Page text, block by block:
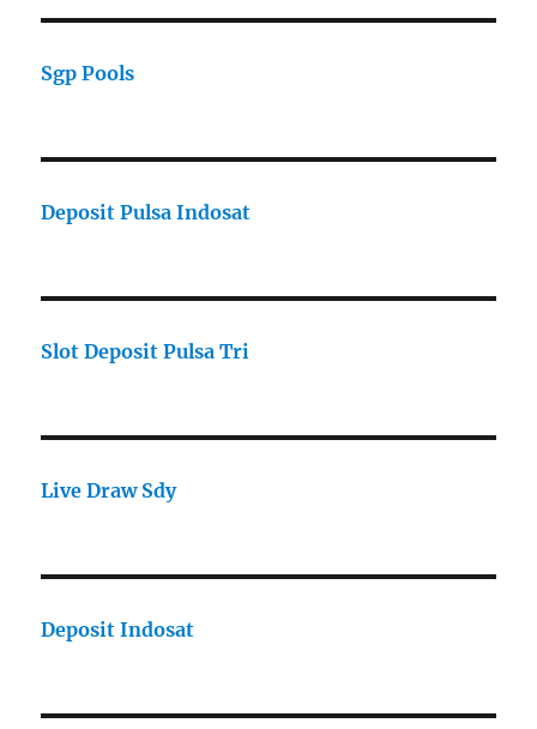
Sgp Pools
Deposit Pulsa Indosat
Slot Deposit Pulsa Tri
Live Draw Sdy
Deposit Indosat